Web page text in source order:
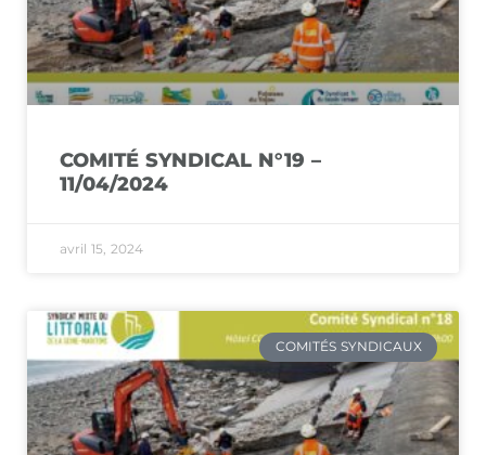
COMITÉ SYNDICAL N°19 –
11/04/2024
avril 15, 2024
COMITÉS SYNDICAUX